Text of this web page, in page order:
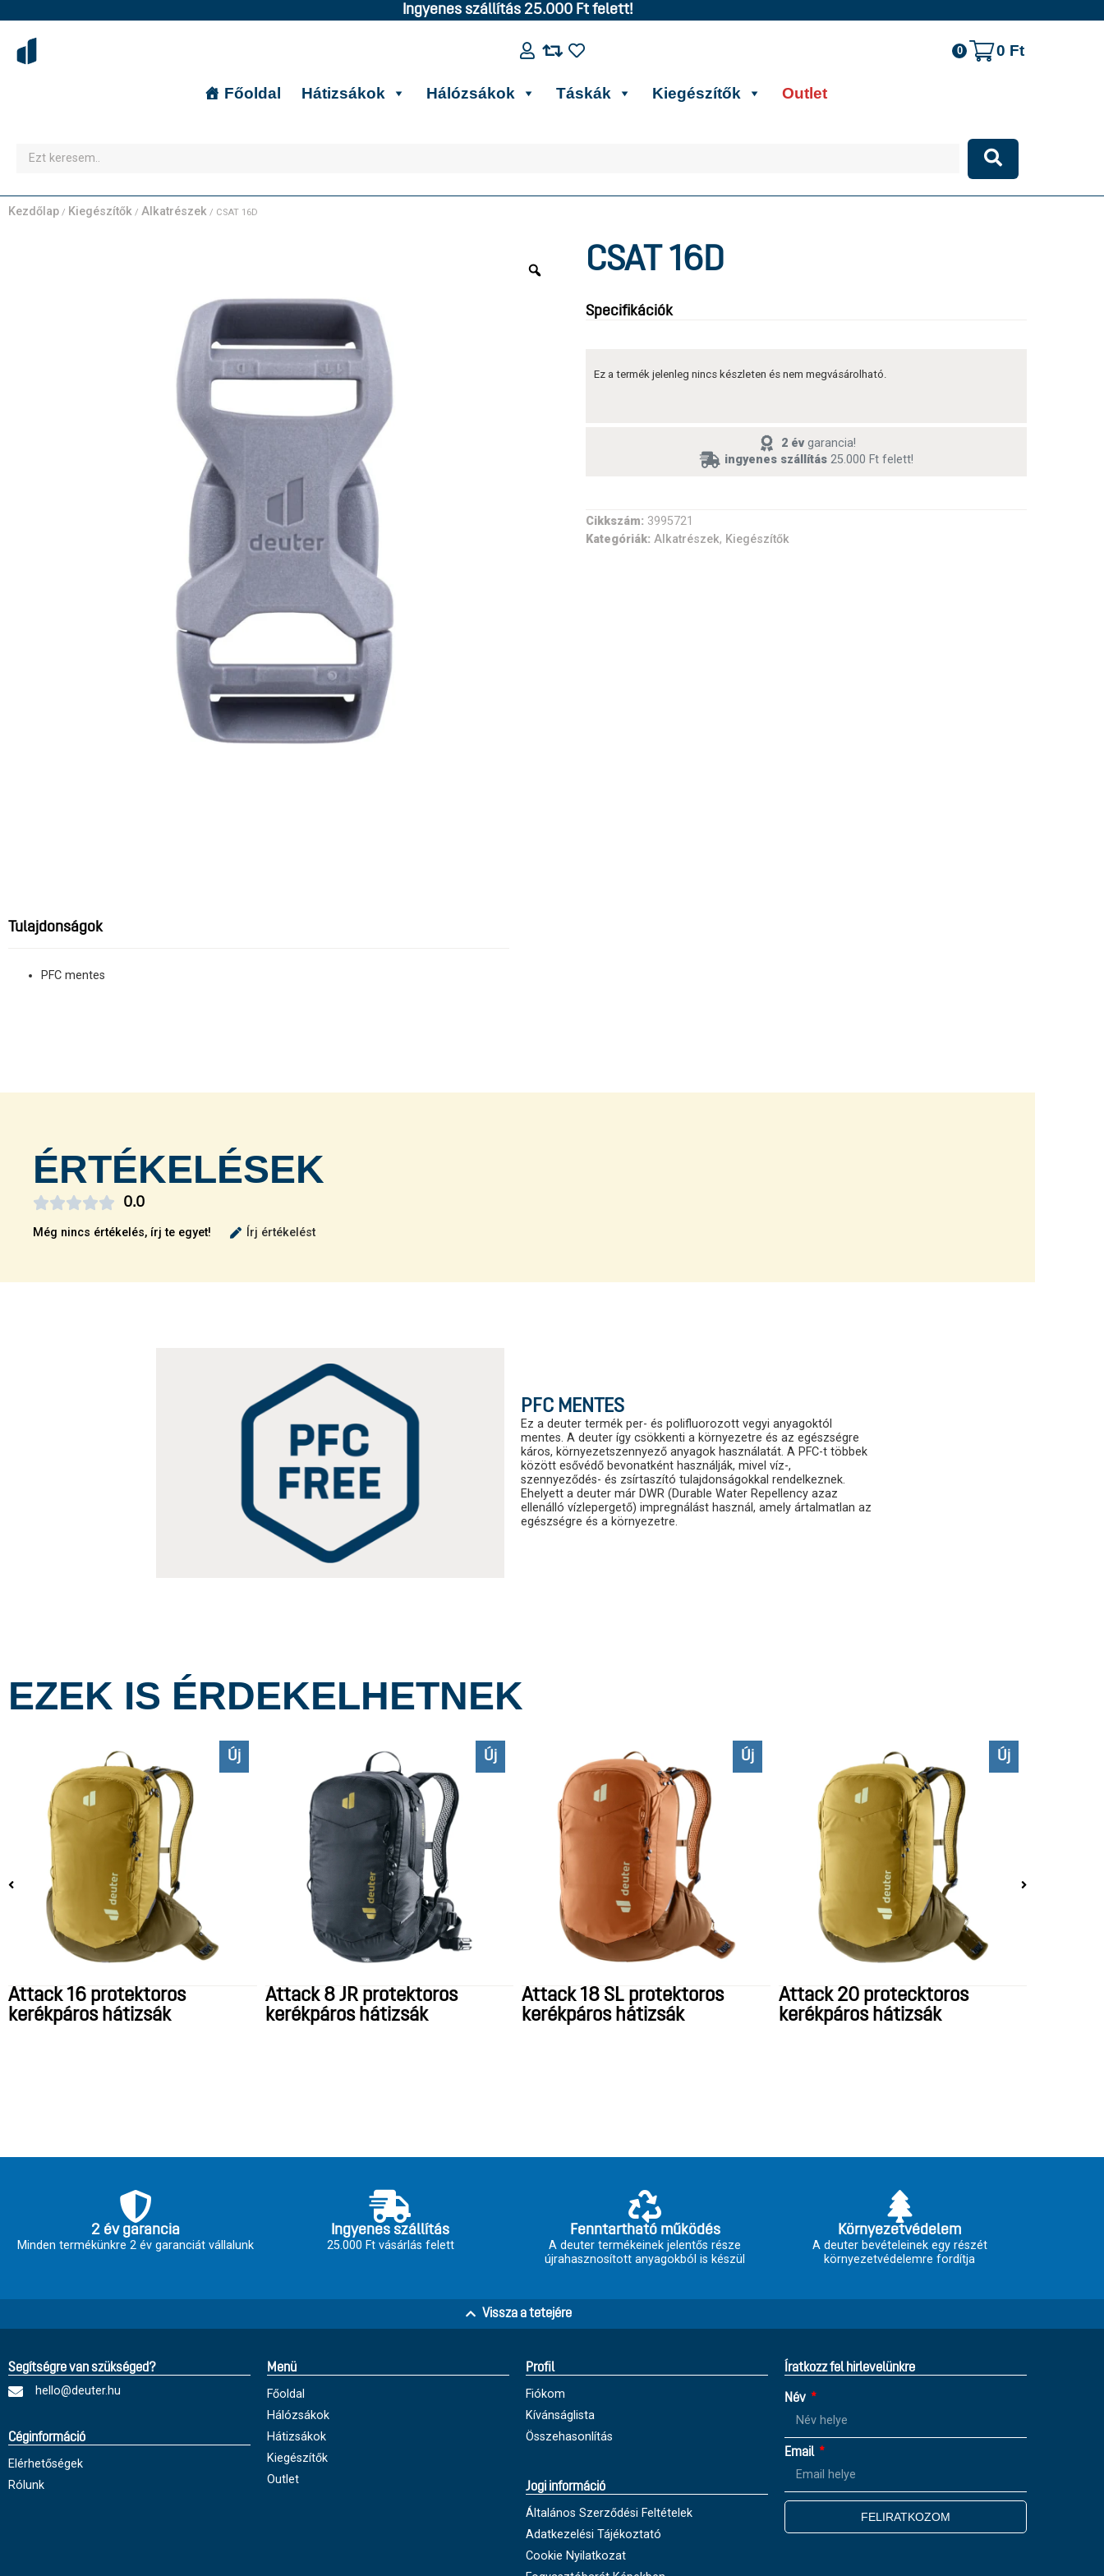
Ingyenes szállítás 25.000 Ft felett!
0 0 Ft
Főoldal Hátizsákok Hálózsákok Táskák Kiegészítők Outlet
Kezdőlap / Kiegészítők / Alkatrészek / CSAT 16D
CSAT 16D
Specifikációk
Ez a termék jelenleg nincs készleten és nem megvásárolható.
2 évgarancia!
ingyenes szállítás25.000 Ft felett!
Cikkszám: 3995721
Kategóriák: Alkatrészek, Kiegészítők
Tulajdonságok
PFC mentes
ÉRTÉKELÉSEK
0.0

Még nincs értékelés, írj te egyet! Írj értékelést
PFC MENTES
Ez a deuter termék per- és polifluorozott vegyi anyagoktól
mentes. A deuter így csökkenti a környezetre és az egészségre
káros, környezetszennyező anyagok használatát. A PFC-t többek
között esővédő bevonatként használják, mivel víz-,
szennyeződés- és zsírtaszító tulajdonságokkal rendelkeznek.
Ehelyett a deuter már DWR (Durable Water Repellency azaz
ellenálló vízlepergető) impregnálást használ, amely ártalmatlan az
egészségre és a környezetre.
EZEK IS ÉRDEKELHETNEK
Új
Attack 16 protektoros
kerékpáros hátizsák
Új
Attack 8 JR protektoros
kerékpáros hátizsák
Új
Attack 18 SL protektoros
kerékpáros hátizsák
Új
Attack 20 protecktoros
kerékpáros hátizsák
2 év garancia
Minden termékünkre 2 év garanciát vállalunk
Ingyenes szállítás
25.000 Ft vásárlás felett
Fenntartható működés
A deuter termékeinek jelentős része
újrahasznosított anyagokból is készül
Környezetvédelem
A deuter bevételeinek egy részét
környezetvédelemre fordítja
Vissza a tetejére
Segítségre van szükséged?
hello@deuter.hu
Céginformáció
Elérhetőségek
Rólunk
Menü
Főoldal
Hálózsákok
Hátizsákok
Kiegészítők
Outlet
Profil
Fiókom
Kívánságlista
Összehasonlítás
Jogi információ
Általános Szerződési Feltételek
Adatkezelési Tájékoztató
Cookie Nyilatkozat
Íratkozz fel hirlevelünkre
Név
Email
FELIRATKOZOM